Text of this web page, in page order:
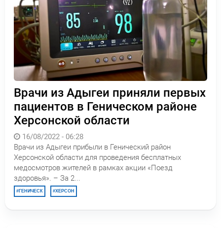
Врачи из Адыгеи приняли первых
пациентов в Геническом районе
Херсонской области
16/08/2022 - 06:28
Врачи из Адыгеи прибыли в Генический район
Херсонской области для проведения бесплатных
медосмотров жителей в рамках акции «Поезд
здоровья». – За 2...
ГЕНИЧЕСК ХЕРСОН